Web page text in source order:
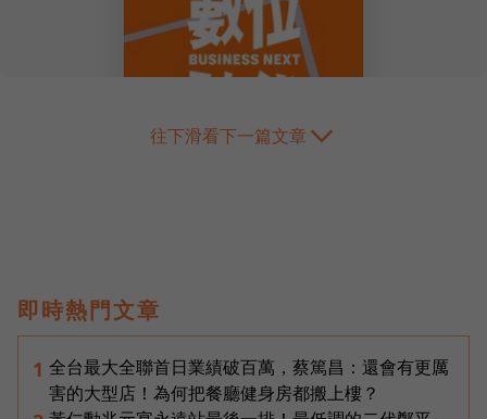
往下滑看下一篇文章
即時熱門文章
1 全台最大全聯首日業績破百萬，蔡篤昌：還會有更厲
害的大型店！為何把餐廳健身房都搬上樓？